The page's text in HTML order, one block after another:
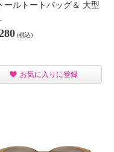
ールトートバッグ＆ 大型
(税込)
お気に入りに登録